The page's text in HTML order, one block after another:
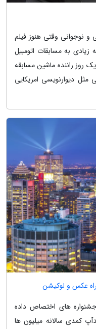
نوجوانی وقتی هنوز فیلم
به مسابقات اتومبیل
روز راننده ماشین مسابقه
مثل دیوارنویسی امریکایی
عکس و لوکیشن
های اختصاص داده
کمدی سالانه میلیون ها